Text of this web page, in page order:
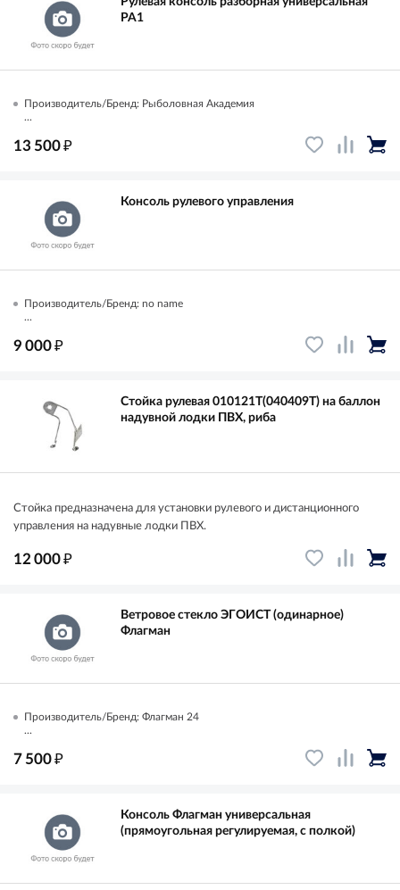
РА1
Производитель/Бренд: Рыболовная Академия
...
13 500₽
Консоль рулевого управления
Производитель/Бренд: no name
...
9 000₽
Стойка рулевая 010121Т(040409Т) на баллон
надувной лодки ПВХ, риба
Стойка предназначена для установки рулевого и дистанционного
управления на надувные лодки ПВХ.
12 000₽
Ветровое стекло ЭГОИСТ (одинарное)
Флагман
Производитель/Бренд: Флагман 24
...
7 500₽
Консоль Флагман универсальная
(прямоугольная регулируемая, с полкой)